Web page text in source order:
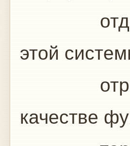
этой
качестве